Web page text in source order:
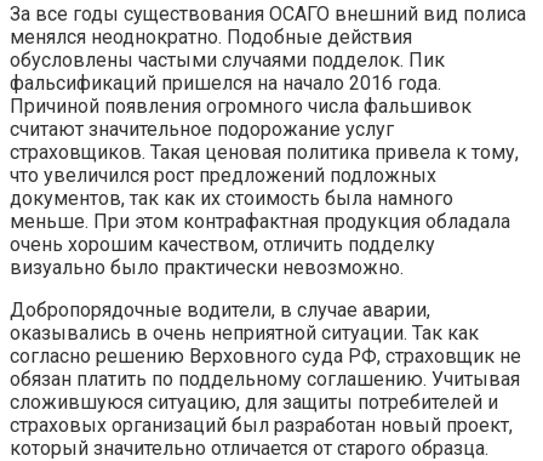
За все годы существования ОСАГО внешний вид полиса
менялся неоднократно. Подобные действия
обусловлены частыми случаями подделок. Пик
фальсификаций пришелся на начало 2016 года.
Причиной появления огромного числа фальшивок
считают значительное подорожание услуг
страховщиков. Такая ценовая политика привела к тому,
что увеличился рост предложений подложных
документов, так как их стоимость была намного
меньше. При этом контрафактная продукция обладала
очень хорошим качеством, отличить подделку
визуально было практически невозможно.
Добропорядочные водители, в случае аварии,
оказывались в очень неприятной ситуации. Так как
согласно решению Верховного суда РФ, страховщик не
обязан платить по поддельному соглашению. Учитывая
сложившуюся ситуацию, для защиты потребителей и
страховых организаций был разработан новый проект,
который значительно отличается от старого образца.